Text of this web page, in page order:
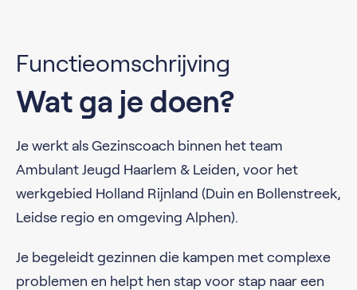
Functieomschrijving
Wat ga je doen?
Je werkt als Gezinscoach binnen het team
Ambulant Jeugd Haarlem & Leiden, voor het
werkgebied Holland Rijnland (Duin en Bollenstreek,
Leidse regio en omgeving Alphen).
Je begeleidt gezinnen die kampen met complexe
problemen en helpt hen stap voor stap naar een